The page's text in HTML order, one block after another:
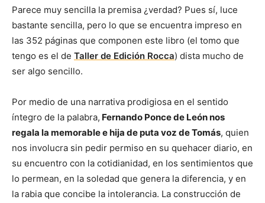
Parece muy sencilla la premisa ¿verdad? Pues sí, luce
bastante sencilla, pero lo que se encuentra impreso en
las 352 páginas que componen este libro (el tomo que
tengo es el de Taller de Edición Rocca) dista mucho de
ser algo sencillo.
Por medio de una narrativa prodigiosa en el sentido
íntegro de la palabra, Fernando Ponce de León nos
regala la memorable e hija de puta voz de Tomás, quien
nos involucra sin pedir permiso en su quehacer diario, en
su encuentro con la cotidianidad, en los sentimientos que
lo permean, en la soledad que genera la diferencia, y en
la rabia que concibe la intolerancia. La construcción de